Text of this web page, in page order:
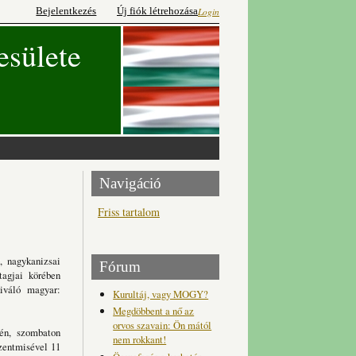
Login
Bejelentkezés Új fiók létrehozása
körében
magyar:
szombaton
11
Navigáció
Friss tartalom
Fórum
Kurultáj, vagy MOGY?
Megdöbbent a nő az
orvos szavain: Ön mától
nem rokkant!